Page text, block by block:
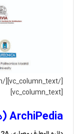
[vc_column_text]
ArchiPedia (دائره المعارف معماری 2A)